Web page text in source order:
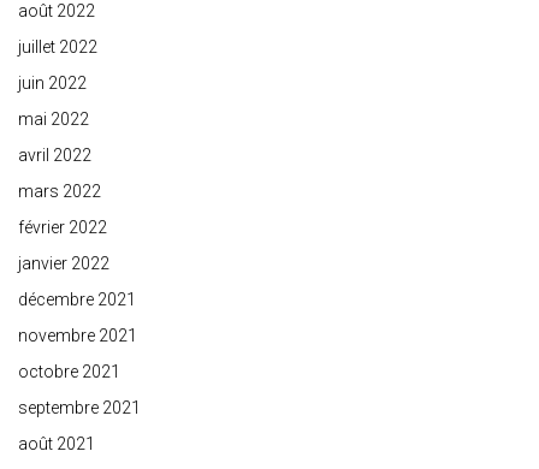
août 2022
juillet 2022
juin 2022
mai 2022
avril 2022
mars 2022
février 2022
janvier 2022
décembre 2021
novembre 2021
octobre 2021
septembre 2021
août 2021